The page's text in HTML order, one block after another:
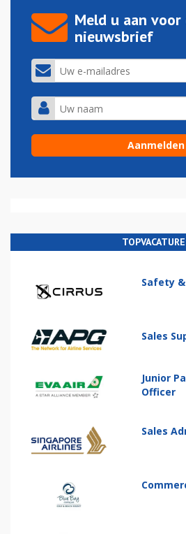
Meld u aan voor
nieuwsbrief
Safety
Sales
Junior
Officer
Sales